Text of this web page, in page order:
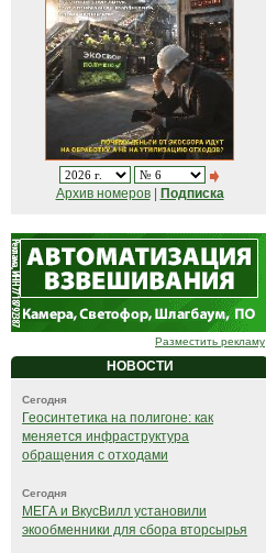
Архив номеров| Подписка
Разместить рекламу
НОВОСТИ
Сегодня
Геосинтетика на полигоне: как
меняется инфраструктура
обращения с отходами
Сегодня
МЕГА и ВкусВилл установили
экообменники для сбора вторсырья